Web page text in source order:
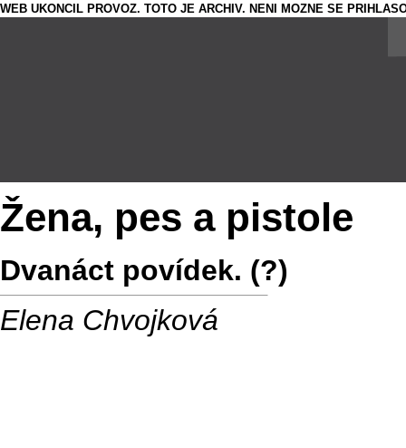
WEB UKONCIL PROVOZ. TOTO JE ARCHIV. NENI MOZNE SE
Žena, pes a pistole
Dvanáct povídek. (?)
Elena Chvojková